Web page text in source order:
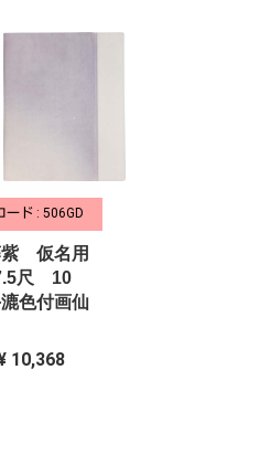
ード : 506GD
仮名用
尺 10
色付画仙
10,368